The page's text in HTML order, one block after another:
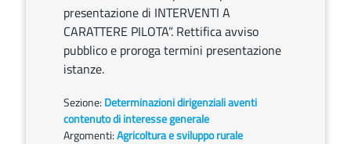
presentazione di INTERVENTI A
CARATTERE PILOTA”. Rettifica avviso
pubblico e proroga termini presentazione
istanze.
Sezione: Determinazioni dirigenziali aventi
contenuto di interesse generale
Argomenti:Agricoltura e sviluppo rurale